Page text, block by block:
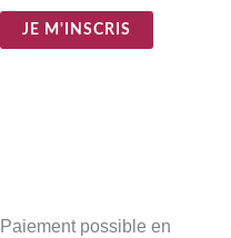
JE M'INSCRIS
Paiement possible en